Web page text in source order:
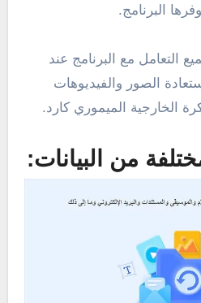
البرنامج.
التعامل مع البرنامج عند
الصور والفيديوهات
الخارجية الميموري كارد.
من البيانات: